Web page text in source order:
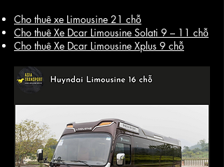
Cho thuê xe Limousine 21 chỗ
Cho thuê Xe Dcar Limousine Solati 9 – 11 chỗ
Cho thuê Xe Dcar Limousine Xplus 9 chỗ